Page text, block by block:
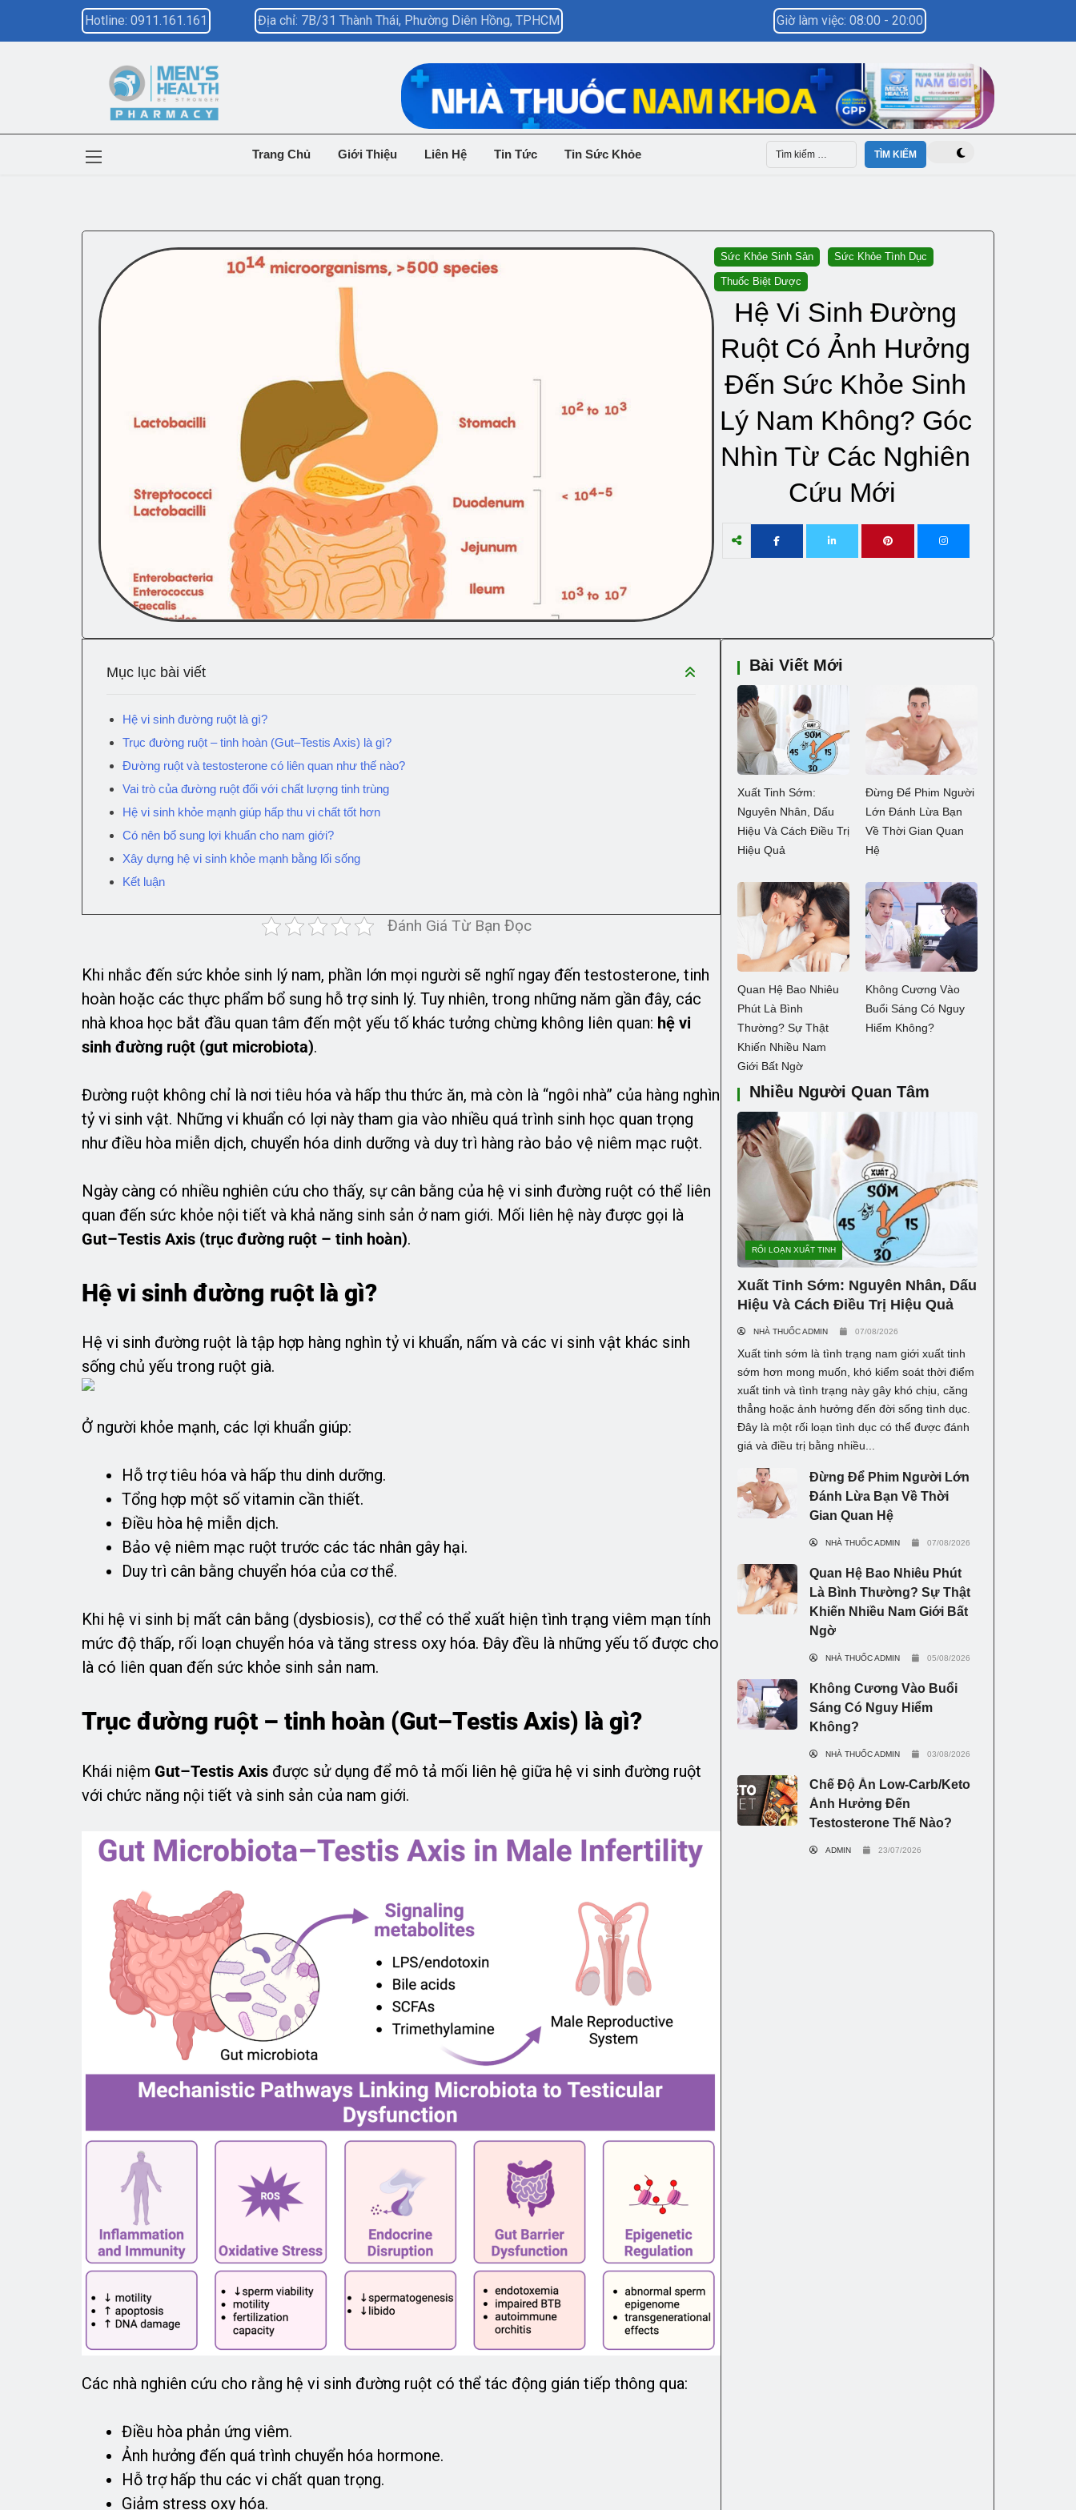
Hotline: 0911.161.161 Địa chỉ: 7B/31 Thành Thái, Phường Diên Hồng, TPHCM Giờ làm việc: 08:00 - 20:00
Trang Chủ Giới Thiệu Liên Hệ Tin Tức Tin Sức Khỏe
Sức Khỏe Sinh Sản Sức Khỏe Tình Dục
Thuốc Biệt Dược
Hệ Vi Sinh Đường
Ruột Có Ảnh Hưởng
Đến Sức Khỏe Sinh
Lý Nam Không? Góc
Nhìn Từ Các Nghiên
Cứu Mới
Mục lục bài viết
Hệ vi sinh đường ruột là gì?
Trục đường ruột – tinh hoàn (Gut–Testis Axis) là gì?
Đường ruột và testosterone có liên quan như thế nào?
Vai trò của đường ruột đối với chất lượng tinh trùng
Hệ vi sinh khỏe mạnh giúp hấp thu vi chất tốt hơn
Có nên bổ sung lợi khuẩn cho nam giới?
Xây dựng hệ vi sinh khỏe mạnh bằng lối sống
Kết luận
Đánh Giá Từ Bạn Đọc
Khi nhắc đến sức khỏe sinh lý nam, phần lớn mọi người sẽ nghĩ ngay đến testosterone, tinh
hoàn hoặc các thực phẩm bổ sung hỗ trợ sinh lý. Tuy nhiên, trong những năm gần đây, các
nhà khoa học bắt đầu quan tâm đến một yếu tố khác tưởng chừng không liên quan: hệ vi
sinh đường ruột (gut microbiota).
Đường ruột không chỉ là nơi tiêu hóa và hấp thu thức ăn, mà còn là “ngôi nhà” của hàng nghìn
tỷ vi sinh vật. Những vi khuẩn có lợi này tham gia vào nhiều quá trình sinh học quan trọng
như điều hòa miễn dịch, chuyển hóa dinh dưỡng và duy trì hàng rào bảo vệ niêm mạc ruột.
Ngày càng có nhiều nghiên cứu cho thấy, sự cân bằng của hệ vi sinh đường ruột có thể liên
quan đến sức khỏe nội tiết và khả năng sinh sản ở nam giới. Mối liên hệ này được gọi là
Gut–Testis Axis (trục đường ruột – tinh hoàn).
Hệ vi sinh đường ruột là gì?
Hệ vi sinh đường ruột là tập hợp hàng nghìn tỷ vi khuẩn, nấm và các vi sinh vật khác sinh
sống chủ yếu trong ruột già.
Ở người khỏe mạnh, các lợi khuẩn giúp:
Hỗ trợ tiêu hóa và hấp thu dinh dưỡng.
Tổng hợp một số vitamin cần thiết.
Điều hòa hệ miễn dịch.
Bảo vệ niêm mạc ruột trước các tác nhân gây hại.
Duy trì cân bằng chuyển hóa của cơ thể.
Khi hệ vi sinh bị mất cân bằng (dysbiosis), cơ thể có thể xuất hiện tình trạng viêm mạn tính
mức độ thấp, rối loạn chuyển hóa và tăng stress oxy hóa. Đây đều là những yếu tố được cho
là có liên quan đến sức khỏe sinh sản nam.
Trục đường ruột – tinh hoàn (Gut–Testis Axis) là gì?
Khái niệm Gut–Testis Axis được sử dụng để mô tả mối liên hệ giữa hệ vi sinh đường ruột
với chức năng nội tiết và sinh sản của nam giới.
Các nhà nghiên cứu cho rằng hệ vi sinh đường ruột có thể tác động gián tiếp thông qua:
Điều hòa phản ứng viêm.
Ảnh hưởng đến quá trình chuyển hóa hormone.
Hỗ trợ hấp thu các vi chất quan trọng.
Giảm stress oxy hóa.
Bài Viết Mới
Xuất Tinh Sớm:
Nguyên Nhân, Dấu
Hiệu Và Cách Điều Trị
Hiệu Quả
Đừng Để Phim Người
Lớn Đánh Lừa Bạn
Về Thời Gian Quan
Hệ
Quan Hệ Bao Nhiêu
Phút Là Bình
Thường? Sự Thật
Khiến Nhiều Nam
Giới Bất Ngờ
Không Cương Vào
Buổi Sáng Có Nguy
Hiểm Không?
Nhiều Người Quan Tâm
RỐI LOẠN XUẤT TINH
Xuất Tinh Sớm: Nguyên Nhân, Dấu
Hiệu Và Cách Điều Trị Hiệu Quả
NHÀ THUỐC ADMIN 07/08/2026
Xuất tinh sớm là tình trạng nam giới xuất tinh
sớm hơn mong muốn, khó kiểm soát thời điểm
xuất tinh và tình trạng này gây khó chịu, căng
thẳng hoặc ảnh hưởng đến đời sống tình dục.
Đây là một rối loạn tình dục có thể được đánh
giá và điều trị bằng nhiều...
Đừng Để Phim Người Lớn
Đánh Lừa Bạn Về Thời
Gian Quan Hệ
NHÀ THUỐC ADMIN 07/08/2026
Quan Hệ Bao Nhiêu Phút
Là Bình Thường? Sự Thật
Khiến Nhiều Nam Giới Bất
Ngờ
NHÀ THUỐC ADMIN 05/08/2026
Không Cương Vào Buổi
Sáng Có Nguy Hiểm
Không?
NHÀ THUỐC ADMIN 03/08/2026
Chế Độ Ăn Low-Carb/Keto
Ảnh Hưởng Đến
Testosterone Thế Nào?
ADMIN 23/07/2026